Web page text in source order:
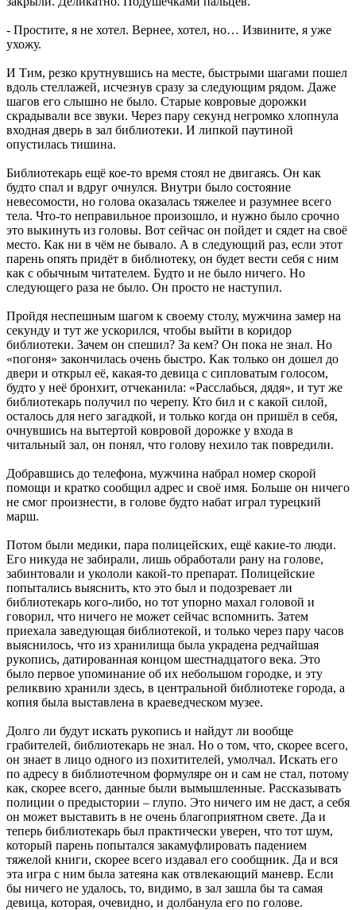
- Простите, я не хотел. Вернее, хотел, но… Извините, я уже
ухожу.
И Тим, резко крутнувшись на месте, быстрыми шагами пошел
вдоль стеллажей, исчезнув сразу за следующим рядом. Даже
шагов его слышно не было. Старые ковровые дорожки
скрадывали все звуки. Через пару секунд негромко хлопнула
входная дверь в зал библиотеки. И липкой паутиной
опустилась тишина.
Библиотекарь ещё кое-то время стоял не двигаясь. Он как
будто спал и вдруг очнулся. Внутри было состояние
невесомости, но голова оказалась тяжелее и разумнее всего
тела. Что-то неправильное произошло, и нужно было срочно
это выкинуть из головы. Вот сейчас он пойдет и сядет на своё
место. Как ни в чём не бывало. А в следующий раз, если этот
парень опять придёт в библиотеку, он будет вести себя с ним
как с обычным читателем. Будто и не было ничего. Но
следующего раза не было. Он просто не наступил.
Пройдя неспешным шагом к своему столу, мужчина замер на
секунду и тут же ускорился, чтобы выйти в коридор
библиотеки. Зачем он спешил? За кем? Он пока не знал. Но
«погоня» закончилась очень быстро. Как только он дошел до
двери и открыл её, какая-то девица с сипловатым голосом,
будто у неё бронхит, отчеканила: «Расслабься, дядя», и тут же
библиотекарь получил по черепу. Кто бил и с какой силой,
осталось для него загадкой, и только когда он пришёл в себя,
очнувшись на вытертой ковровой дорожке у входа в
читальный зал, он понял, что голову нехило так повредили.
Добравшись до телефона, мужчина набрал номер скорой
помощи и кратко сообщил адрес и своё имя. Больше он ничего
не смог произнести, в голове будто набат играл турецкий
марш.
Потом были медики, пара полицейских, ещё какие-то люди.
Его никуда не забирали, лишь обработали рану на голове,
забинтовали и укололи какой-то препарат. Полицейские
попытались выяснить, кто это был и подозревает ли
библиотекарь кого-либо, но тот упорно махал головой и
говорил, что ничего не может сейчас вспомнить. Затем
приехала заведующая библиотекой, и только через пару часов
выяснилось, что из хранилища была украдена редчайшая
рукопись, датированная концом шестнадцатого века. Это
было первое упоминание об их небольшом городке, и эту
реликвию хранили здесь, в центральной библиотеке города, а
копия была выставлена в краеведческом музее.
Долго ли будут искать рукопись и найдут ли вообще
грабителей, библиотекарь не знал. Но о том, что, скорее всего,
он знает в лицо одного из похитителей, умолчал. Искать его
по адресу в библиотечном формуляре он и сам не стал, потому
как, скорее всего, данные были вымышленные. Рассказывать
полиции о предыстории – глупо. Это ничего им не даст, а себя
он может выставить в не очень благоприятном свете. Да и
теперь библиотекарь был практически уверен, что тот шум,
который парень попытался закамуфлировать падением
тяжелой книги, скорее всего издавал его сообщник. Да и вся
эта игра с ним была затеяна как отвлекающий маневр. Если
бы ничего не удалось, то, видимо, в зал зашла бы та самая
девица, которая, очевидно, и долбанула его по голове.